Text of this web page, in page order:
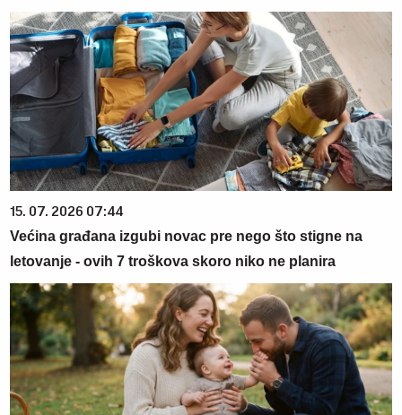
15. 07. 2026 07:44
Većina građana izgubi novac pre nego što stigne na
letovanje - ovih 7 troškova skoro niko ne planira